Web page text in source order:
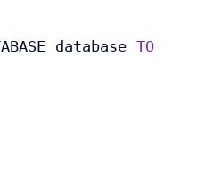
database TO